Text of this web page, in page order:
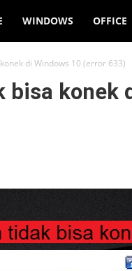
WINDOWS OFFICE
di Windows 10 (error 633)
bisa konek